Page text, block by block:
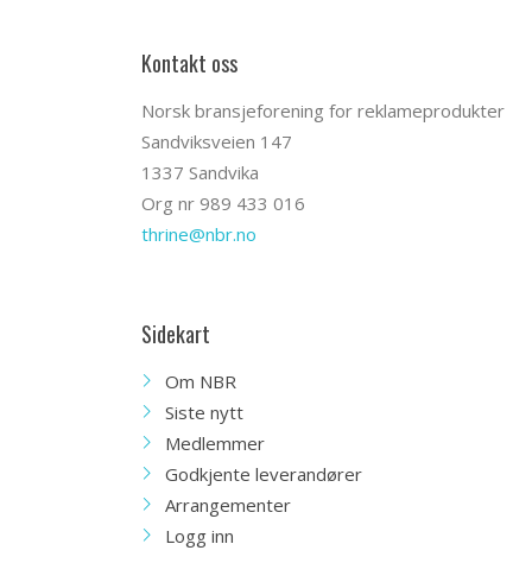
Kontakt oss
Norsk bransjeforening for reklameprodukter
Sandviksveien 147
1337 Sandvika
Org nr 989 433 016
thrine@nbr.no
Sidekart
Om NBR
Siste nytt
Medlemmer
Godkjente leverandører
Arrangementer
Logg inn